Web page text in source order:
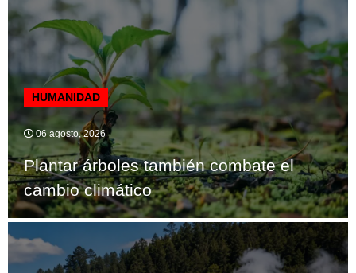
HUMANIDAD
06 agosto, 2026
Plantar árboles también combate el
cambio climático